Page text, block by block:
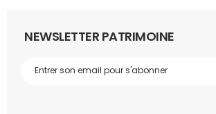
NEWSLETTER PATRIMOINE